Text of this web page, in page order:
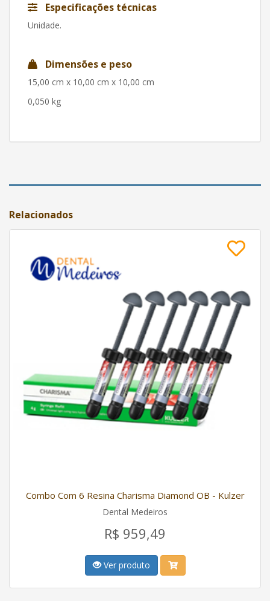
Especificações técnicas
Unidade.
Dimensões e peso
15,00 cm x 10,00 cm x 10,00 cm
0,050 kg
Relacionados
Combo Com 6 Resina Charisma Diamond OB - Kulzer
Dental Medeiros
R$ 959,49
Ver produto